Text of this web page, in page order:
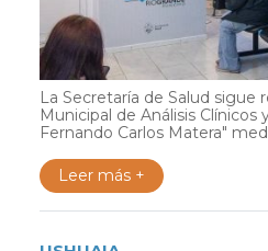
La Secretaría de Salud sigue
Municipal de Análisis Clínicos
Fernando Carlos Matera"
Leer más +